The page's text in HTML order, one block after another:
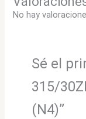
No hay
Sé el
315/
(N4)”